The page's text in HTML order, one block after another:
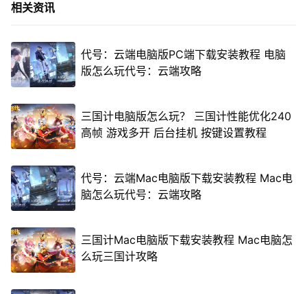
相关资讯
代号：云端电脑版PC端下载安装教程 电脑
版怎么玩代号：云端攻略
三国计电脑版怎么玩？ 三国计性能优化240
高帧 游戏多开 后台挂机 按键设置教程
代号：云端Mac电脑版下载安装教程 Mac电
脑怎么玩代号：云端攻略
三国计Mac电脑版下载安装教程 Mac电脑怎
么玩三国计攻略